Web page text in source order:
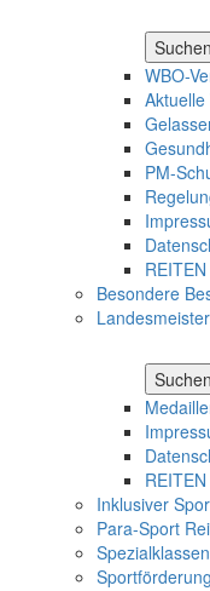
Suchen
WBO-
Aktuelle
PM-
Besondere
Suchen
Inklusiver
Para-Sport
Sportförderung